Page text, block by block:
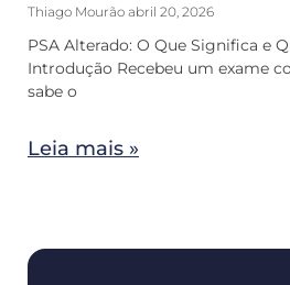
Thiago Mourão abril 20, 2026
PSA Alterado: O Que Significa e
Introdução Recebeu um exame
sabe o
Leia mais »